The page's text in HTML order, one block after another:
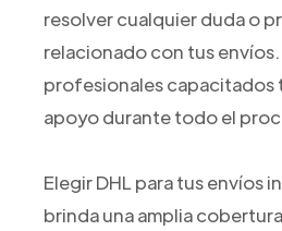
resolver cualquier duda o
relacionado con tus
profesionales capacitados
apoyo durante todo el
Elegir DHL para tus envíos
brinda una amplia